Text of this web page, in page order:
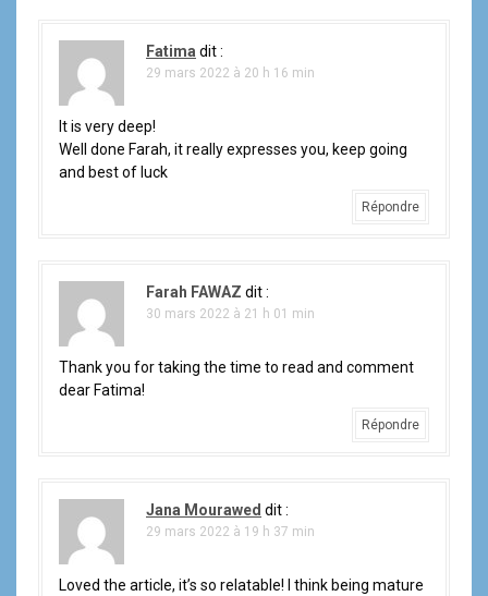
Fatima dit :
29 mars 2022 à 20 h 16 min
It is very deep!
Well done Farah, it really expresses you, keep going
and best of luck
Répondre
Farah FAWAZ dit :
30 mars 2022 à 21 h 01 min
Thank you for taking the time to read and comment
dear Fatima!
Répondre
Jana Mourawed dit :
29 mars 2022 à 19 h 37 min
Loved the article, it’s so relatable! I think being mature